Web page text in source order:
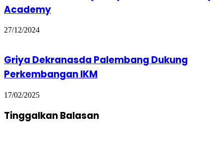
Academy
27/12/2024
Griya Dekranasda Palembang Dukung
Perkembangan IKM
17/02/2025
Tinggalkan Balasan